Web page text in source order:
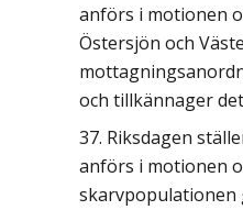
anförs i motionen
Östersjön och
och tillkännager
Riksdagen
anförs i motionen
skarvpopulationen